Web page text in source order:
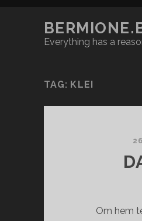
Everything has a
TAG: KLEI
Om hem